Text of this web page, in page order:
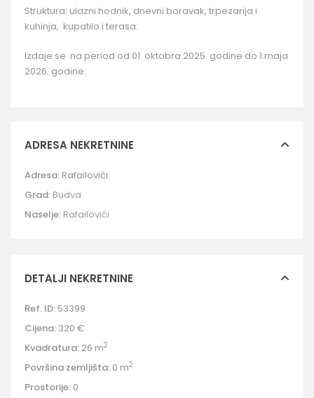
Struktura: ulazni hodnik, dnevni boravak, trpezarija i
kuhinja, kupatilo i terasa.
Izdaje se na period od 01. oktobra 2025. godine do 1.maja
2026. godine.
ADRESA NEKRETNINE
Adresa: Rafailovići
Grad: Budva
Naselje: Rafailovići
DETALJI NEKRETNINE
Ref. ID: 53399
Cijena: 320 €
Kvadratura: 26 m2
Površina zemljišta: 0 m2
Prostorije: 0